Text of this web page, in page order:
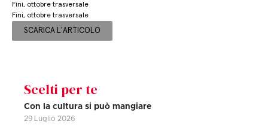
Fini, ottobre trasversale
Fini, ottobre trasversale
SCARICA L'ARTICOLO
Scelti per te
Con la cultura si può mangiare
29 Luglio 2026